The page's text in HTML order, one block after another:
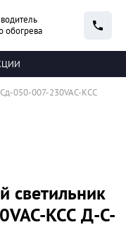
обогрева
050-007-230VAC-КСС
светильник
КСС Д-С-